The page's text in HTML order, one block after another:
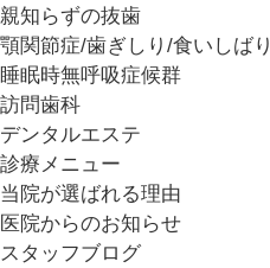
親知らずの抜歯
顎関節症/歯ぎしり/食いしばり
睡眠時無呼吸症候群
訪問歯科
デンタルエステ
診療メニュー
当院が選ばれる理由
医院からのお知らせ
スタッフブログ